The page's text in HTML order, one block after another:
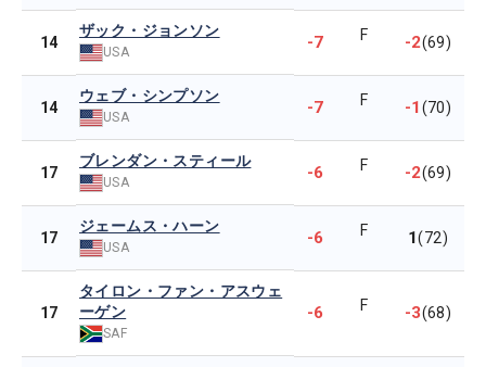
14
ザック・ジョンソン
USA -7 F -2(69)
14
ウェブ・シンプソン
USA -7 F -1(70)
17
ブレンダン・スティール
USA -6 F -2(69)
17
ジェームス・ハーン
USA -6 F 1(72)
17
タイロン・ファン・アスウェ
ーゲン
SAF
-6 F -3(68)